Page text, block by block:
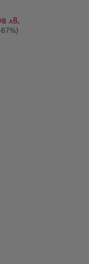
Price:
лв.
цена: